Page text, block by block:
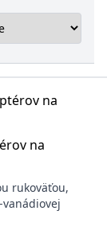
na
rukoväťou,